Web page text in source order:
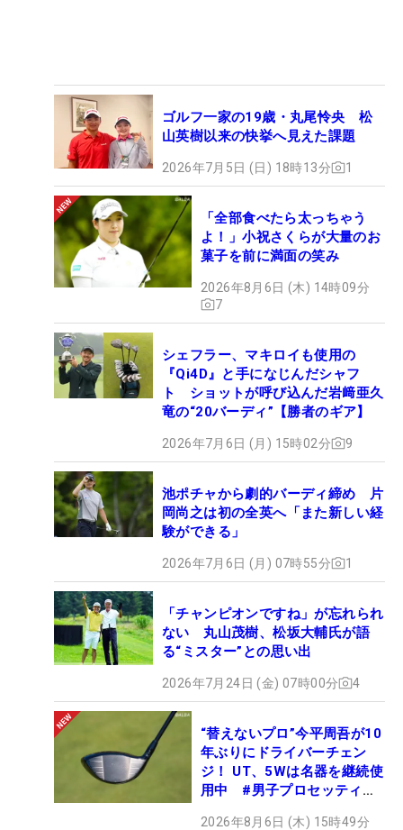
ゴルフ一家の19歳・丸尾怜央 松
山英樹以来の快挙へ見えた課題
2026年7月5日 (日) 18時13分 1
「全部食べたら太っちゃう
よ！」小祝さくらが大量のお
菓子を前に満面の笑み
2026年8月6日 (木) 14時09分
7
シェフラー、マキロイも使用の
『Qi4D』と手になじんだシャフ
ト ショットが呼び込んだ岩﨑亜久
竜の“20バーディ”【勝者のギア】
2026年7月6日 (月) 15時02分 9
池ポチャから劇的バーディ締め 片
岡尚之は初の全英へ「また新しい経
験ができる」
2026年7月6日 (月) 07時55分 1
「チャンピオンですね」が忘れられ
ない 丸山茂樹、松坂大輔氏が語
る“ミスター”との思い出
2026年7月24日 (金) 07時00分 4
“替えないプロ”今平周吾が10
年ぶりにドライバーチェン
ジ！ UT、5Wは名器を継続使
用中 #男子プロセッティン
2026年8月6日 (木) 15時49分